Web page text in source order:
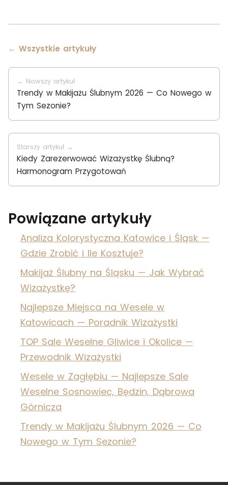
← Wszystkie artykuły
← Nowszy artykuł
Trendy w Makijażu Ślubnym 2026 — Co Nowego w
Tym Sezonie?
Starszy artykuł →
Kiedy Zarezerwować Wizażystkę Ślubną?
Harmonogram Przygotowań
Powiązane artykuły
Analiza Kolorystyczna Katowice i Śląsk —
Gdzie Zrobić i Ile Kosztuje?
Makijaż Ślubny na Śląsku — Jak Wybrać
Wizażystkę?
Najlepsze Miejsca na Wesele w
Katowicach — Poradnik Wizażystki
TOP Sale Weselne Gliwice i Okolice —
Przewodnik Wizażystki
Wesele w Zagłębiu — Najlepsze Sale
Weselne Sosnowiec, Będzin, Dąbrowa
Górnicza
Trendy w Makijażu Ślubnym 2026 — Co
Nowego w Tym Sezonie?